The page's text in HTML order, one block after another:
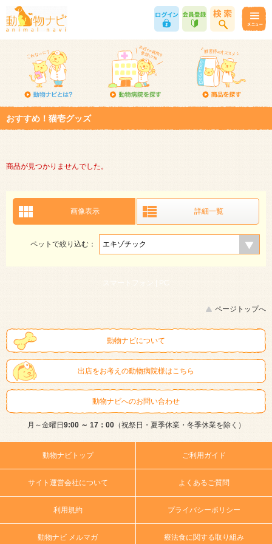
おすすめ！猫壱グッズ
商品が見つかりませんでした。
画像表示 詳細一覧
ペットで絞り込む：
スマートフォン | PC
ページトップへ
動物ナビについて
出店をお考えの動物病院様はこちら
動物ナビへのお問い合わせ
月～金曜日 9:00 ～ 17：00（祝祭日・夏季休業・冬季休業を除く）
動物ナビトップ ご利用ガイド
サイト運営会社について よくあるご質問
利用規約 プライバシーポリシー
動物ナビ メルマガ 療法食に関する取り組み